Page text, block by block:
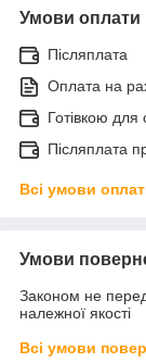
Умови оплати
Післяплата
Оплата на
Готівкою для
Післяплата
Всі умови
Умови
Законом не
належної якості
Всі умови